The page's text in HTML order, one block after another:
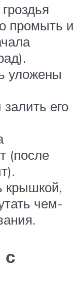
промыть и
уложены
его
(после
крышкой,
чем-
с